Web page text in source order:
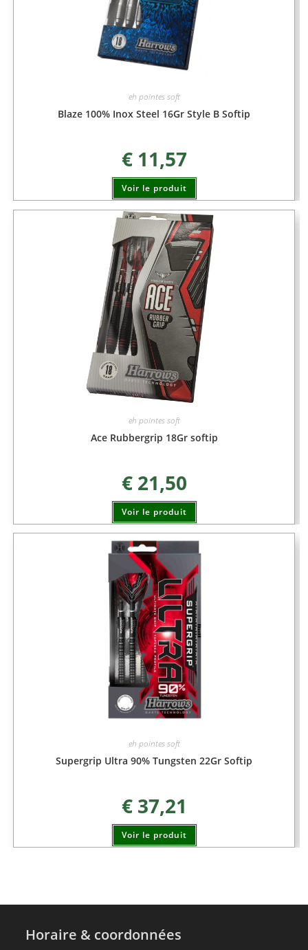
eh pointes soft
Blaze 100% Inox Steel 16Gr Style B Softip
€11,57
Voir le produit
eh pointes soft
Ace Rubbergrip 18Gr softip
€21,50
Voir le produit
eh pointes soft
Supergrip Ultra 90% Tungsten 22Gr Softip
€37,21
Voir le produit
Horaire & coordonnées